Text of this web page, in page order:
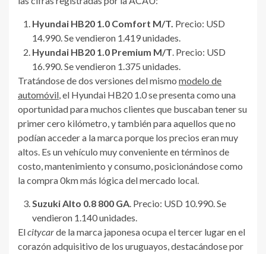
Hyundai HB20 1.0 Comfort M/T. Precio: USD
14.990. Se vendieron 1.419 unidades.
Hyundai HB20 1.0 Premium M/T. Precio: USD
16.990. Se vendieron 1.375 unidades.
Tratándose de dos versiones del mismo modelo de
automóvil, el Hyundai HB20 1.0 se presenta como una
oportunidad para muchos clientes que buscaban tener su
primer cero kilómetro, y también para aquellos que no
podían acceder a la marca porque los precios eran muy
altos. Es un vehículo muy conveniente en términos de
costo, mantenimiento y consumo, posicionándose como
la compra 0km más lógica del mercado local.
Suzuki Alto 0.8 800 GA. Precio: USD 10.990. Se
vendieron 1.140 unidades.
Elcitycarde la marca japonesa ocupa el tercer lugar en el
corazón adquisitivo de los uruguayos, destacándose por